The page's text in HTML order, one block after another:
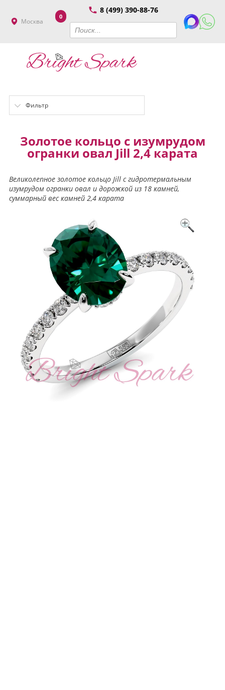
Москва
8 (499) 390-88-76
0
Фильтр
Золотое кольцо с изумрудом
огранки овал Jill 2,4 карата
Великолепное золотое кольцо Jill с гидротермальным
изумрудом огранки овал и дорожкой из 18 камней,
суммарный вес камней 2,4 карата